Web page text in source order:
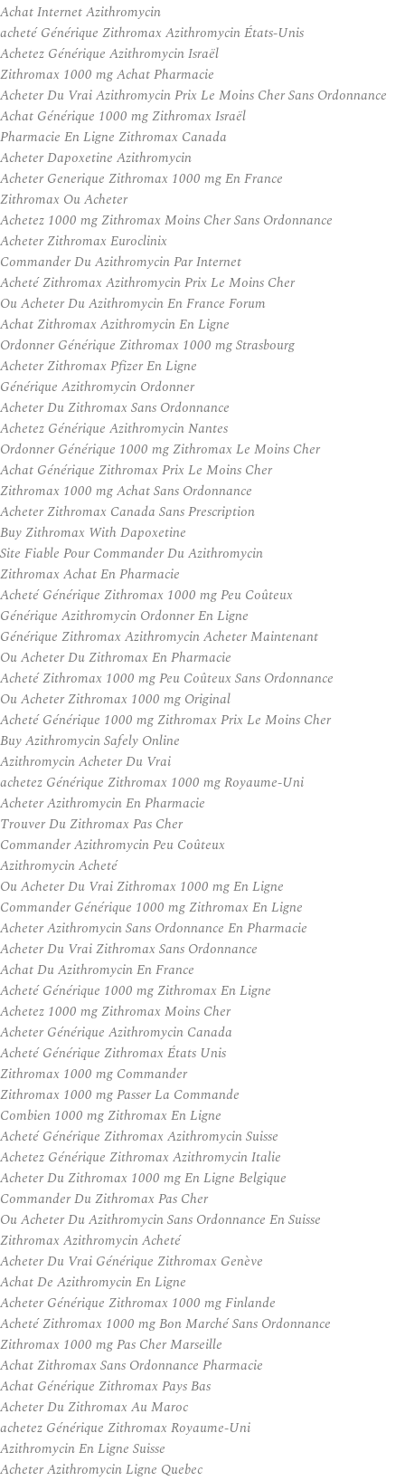
Achat Internet Azithromycin
acheté Générique Zithromax Azithromycin États-Unis
Achetez Générique Azithromycin Israël
Zithromax 1000 mg Achat Pharmacie
Acheter Du Vrai Azithromycin Prix Le Moins Cher Sans Ordonnance
Achat Générique 1000 mg Zithromax Israël
Pharmacie En Ligne Zithromax Canada
Acheter Dapoxetine Azithromycin
Acheter Generique Zithromax 1000 mg En France
Zithromax Ou Acheter
Achetez 1000 mg Zithromax Moins Cher Sans Ordonnance
Acheter Zithromax Euroclinix
Commander Du Azithromycin Par Internet
Acheté Zithromax Azithromycin Prix Le Moins Cher
Ou Acheter Du Azithromycin En France Forum
Achat Zithromax Azithromycin En Ligne
Ordonner Générique Zithromax 1000 mg Strasbourg
Acheter Zithromax Pfizer En Ligne
Générique Azithromycin Ordonner
Acheter Du Zithromax Sans Ordonnance
Achetez Générique Azithromycin Nantes
Ordonner Générique 1000 mg Zithromax Le Moins Cher
Achat Générique Zithromax Prix Le Moins Cher
Zithromax 1000 mg Achat Sans Ordonnance
Acheter Zithromax Canada Sans Prescription
Buy Zithromax With Dapoxetine
Site Fiable Pour Commander Du Azithromycin
Zithromax Achat En Pharmacie
Acheté Générique Zithromax 1000 mg Peu Coûteux
Générique Azithromycin Ordonner En Ligne
Générique Zithromax Azithromycin Acheter Maintenant
Ou Acheter Du Zithromax En Pharmacie
Acheté Zithromax 1000 mg Peu Coûteux Sans Ordonnance
Ou Acheter Zithromax 1000 mg Original
Acheté Générique 1000 mg Zithromax Prix Le Moins Cher
Buy Azithromycin Safely Online
Azithromycin Acheter Du Vrai
achetez Générique Zithromax 1000 mg Royaume-Uni
Acheter Azithromycin En Pharmacie
Trouver Du Zithromax Pas Cher
Commander Azithromycin Peu Coûteux
Azithromycin Acheté
Ou Acheter Du Vrai Zithromax 1000 mg En Ligne
Commander Générique 1000 mg Zithromax En Ligne
Acheter Azithromycin Sans Ordonnance En Pharmacie
Acheter Du Vrai Zithromax Sans Ordonnance
Achat Du Azithromycin En France
Acheté Générique 1000 mg Zithromax En Ligne
Achetez 1000 mg Zithromax Moins Cher
Acheter Générique Azithromycin Canada
Acheté Générique Zithromax États Unis
Zithromax 1000 mg Commander
Zithromax 1000 mg Passer La Commande
Combien 1000 mg Zithromax En Ligne
Acheté Générique Zithromax Azithromycin Suisse
Achetez Générique Zithromax Azithromycin Italie
Acheter Du Zithromax 1000 mg En Ligne Belgique
Commander Du Zithromax Pas Cher
Ou Acheter Du Azithromycin Sans Ordonnance En Suisse
Zithromax Azithromycin Acheté
Acheter Du Vrai Générique Zithromax Genève
Achat De Azithromycin En Ligne
Acheter Générique Zithromax 1000 mg Finlande
Acheté Zithromax 1000 mg Bon Marché Sans Ordonnance
Zithromax 1000 mg Pas Cher Marseille
Achat Zithromax Sans Ordonnance Pharmacie
Achat Générique Zithromax Pays Bas
Acheter Du Zithromax Au Maroc
achetez Générique Zithromax Royaume-Uni
Azithromycin En Ligne Suisse
Acheter Azithromycin Ligne Quebec